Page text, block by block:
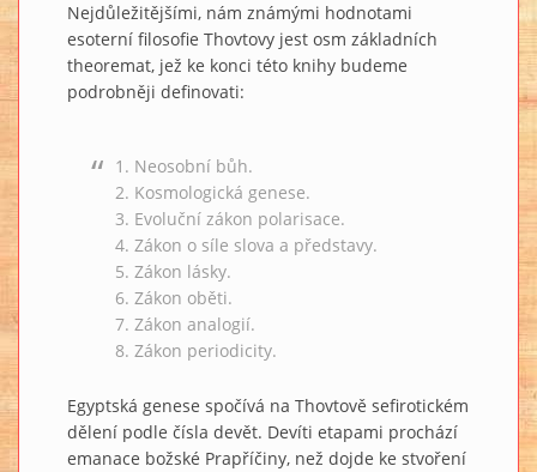
Nejdůležitějšími, nám známými hodnotami
esoterní filosofie Thovtovy jest osm základních
theoremat, jež ke konci této knihy budeme
podrobněji definovati:
1. Neosobní bůh.
2. Kosmologická genese.
3. Evoluční zákon polarisace.
4. Zákon o síle slova a představy.
5. Zákon lásky.
6. Zákon oběti.
7. Zákon analogií.
8. Zákon periodicity.
Egyptská genese spočívá na Thovtově sefirotickém
dělení podle čísla devět. Devíti etapami prochází
emanace božské Prapříčiny, než dojde ke stvoření